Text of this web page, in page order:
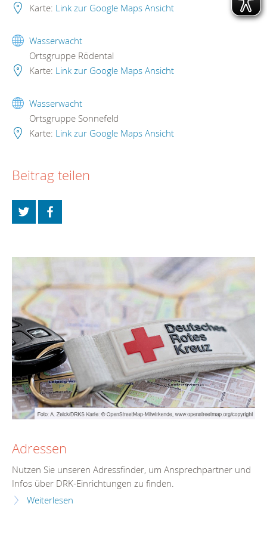
Karte: Link zur Google Maps Ansicht
Wasserwacht
Ortsgruppe Rödental
Karte: Link zur Google Maps Ansicht
Wasserwacht
Ortsgruppe Sonnefeld
Karte: Link zur Google Maps Ansicht
Beitrag teilen
Adressen
Nutzen Sie unseren Adressfinder, um Ansprechpartner und
Infos über DRK-Einrichtungen zu finden.
Weiterlesen